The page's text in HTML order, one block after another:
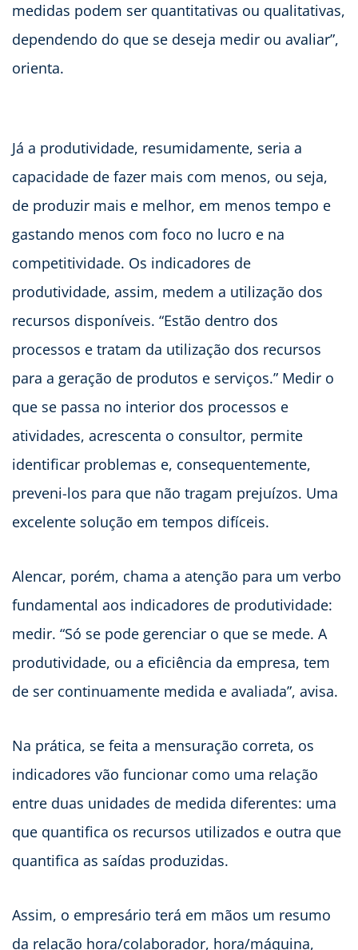
medidas podem ser quantitativas ou qualitativas,
dependendo do que se deseja medir ou avaliar”,
orienta.
Já a produtividade, resumidamente, seria a
capacidade de fazer mais com menos, ou seja,
de produzir mais e melhor, em menos tempo e
gastando menos com foco no lucro e na
competitividade. Os indicadores de
produtividade, assim, medem a utilização dos
recursos disponíveis. “Estão dentro dos
processos e tratam da utilização dos recursos
para a geração de produtos e serviços.” Medir o
que se passa no interior dos processos e
atividades, acrescenta o consultor, permite
identificar problemas e, consequentemente,
preveni-los para que não tragam prejuízos. Uma
excelente solução em tempos difíceis.
Alencar, porém, chama a atenção para um verbo
fundamental aos indicadores de produtividade:
medir. “Só se pode gerenciar o que se mede. A
produtividade, ou a eficiência da empresa, tem
de ser continuamente medida e avaliada”, avisa.
Na prática, se feita a mensuração correta, os
indicadores vão funcionar como uma relação
entre duas unidades de medida diferentes: uma
que quantifica os recursos utilizados e outra que
quantifica as saídas produzidas.
Assim, o empresário terá em mãos um resumo
da relação hora/colaborador, hora/máquina,